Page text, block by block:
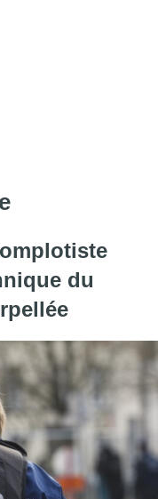
du